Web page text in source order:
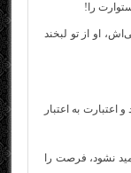
را!
او از تو لبخند
اعتبارت به اعتبار
نشود، فرصت را